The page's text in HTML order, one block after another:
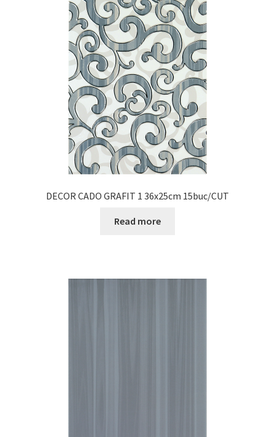
DECOR CADO GRAFIT 1 36x25cm 15buc/CUT
Read more